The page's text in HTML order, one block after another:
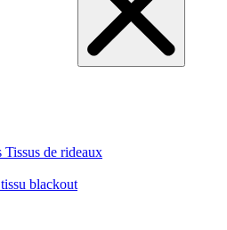
Tissus de rideaux
blackout